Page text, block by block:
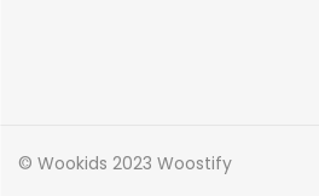
© Wookids 2023 Woostify